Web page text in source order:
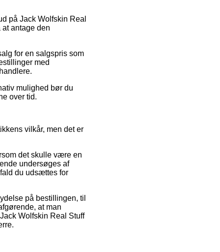
på Jack Wolfskin Real
antage den
for en salgspris som
med
mulighed bør du
over tid.
vilkår, men det er
det skulle være en
undersøges af
du udsættes for
på bestillingen, til
at man
Wolfskin Real Stuff